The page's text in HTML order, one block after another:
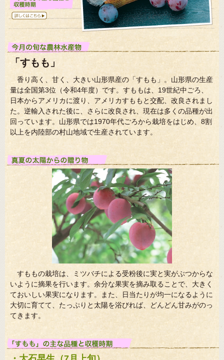
「すもも」
香り高く、甘く、大きい山形県産の「すもも」。山形県の生産
量は全国第3位（令和4年度）です。すももは、19世紀中ごろ、
日本からアメリカに渡り、アメリカすももと交配、改良されまし
た。逆輸入された後に、さらに改良され、現在は多くの品種が出
回っています。山形県では1970年代ごろから栽培をはじめ、8割
以上を内陸部の村山地域で生産されています。
すももの栽培は、ミツバチによる受粉後に実と実がぶつからな
いように摘果を行います。余分な果実を摘み取ることで、大きく
ておいしい果実になります。また、日当たりが均一になるように
大切に育てて、たっぷりと太陽を浴びれば、どんどん甘みがのっ
てきます。